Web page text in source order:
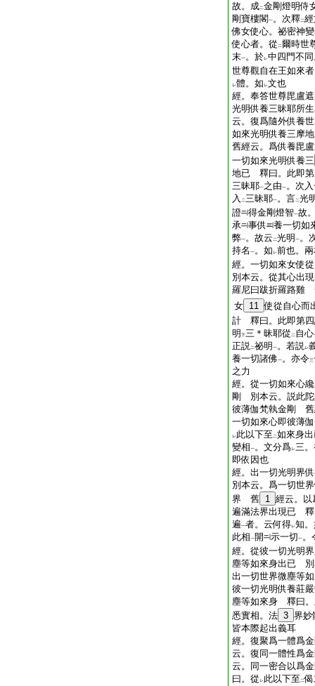
故。成二金剛燈明侍
剛寶樓閣一。次釋二
佛女使心。祕密神
使心者。從 二爾時世
末一。於レ中四門不
世尊觀自在王如來
レ體。如 レ文也
經。奉答世尊毘盧
光明供養三昧耶所
云。復爲隨外供養
如來光明供養三摩
舊經云。爲供養毘
一切如來光明供養三
地已 釋曰。此即第
三昧耶一之由一。次
入 二三昧耶一。言二光
證
得金剛燈智一故
承
事供
養一切如
弊一。故云 二光明 一。
持名 一。如 レ前也。
經。一切如來女使
別本云。從其心出
羅尼曰跋折羅路雞
女 11 使從自心而
計 釋曰。此即第四
明 下三＊昧耶從 二 自心
正説二祕明 一。若説レ
養一切諸佛一。亦令三
之力
經。從一切如來心
剛 別本云。説此陀
彼薄伽梵執金剛 舊
一切如來心即彼薄
レ此以下至 二如來身
變相一。文分爲レ三
即依因也
經。出一切光明界
別本云。爲一切世
界 舊 1 經云。以
遍滿法界出現已 釋
遍一者。云何得レ知
此相一開 示一切一。
經。從彼一切光明
塵等如來身出已 別
出一切世界微塵等
彼一切光明供養莊
塵等如來身 釋曰。
悉實相。法 3 界妙
皆本際起出義耳
經。復聚爲一體爲
云。復同一體性爲
云。同一密合以爲
曰。從 レ此以下至 二